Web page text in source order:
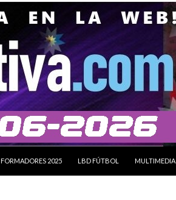
FORMADORES 2025 LBD FÚTBOL MULTIMEDIA